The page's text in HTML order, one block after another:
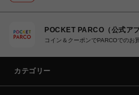
POCKET PARCO（公式アプ
コイン＆クーポンでPARCOでのお
カテゴリー